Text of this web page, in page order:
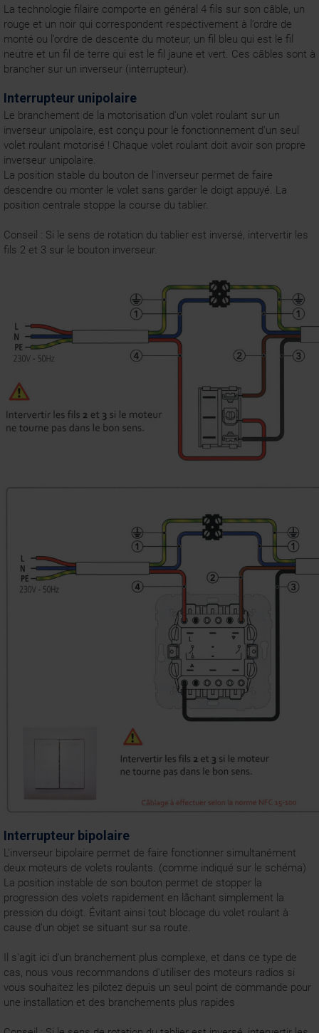
La technologie filaire comporte en général 4 fils sur son câble, un
rouge et un noir qui correspondent respectivement à l’ordre de
monté ou l’ordre de descente du moteur, un fil bleu qui est le fil
neutre et un fil de terre qui est le fil jaune et vert. Ces câbles sont à
brancher sur un inverseur (interrupteur).
Interrupteur unipolaire
Le branchement de la motorisation d'un volet roulant sur un
inverseur unipolaire, est conçu pour le fonctionnement d'un seul
volet roulant motorisé ! Chaque volet roulant doit avoir son propre
inverseur unipolaire.
La position stable du bouton de l'inverseur permet de faire
descendre ou monter le volet sans garder le doigt appuyé. La
position centrale stoppe la course du tablier.
Conseil : Si le sens de rotation du tablier est inversé, intervertir les
fils 2 et 3 sur le bouton inverseur.
Interrupteur bipolaire
L'inverseur bipolaire permet de faire fonctionner simultanément
deux moteurs de volets roulants. (comme indiqué sur le schéma)
La position instable de son bouton permet de stopper la
progression des volets rapidement en lâchant simplement la
pression du doigt. Évitant ainsi tout blocage du volet roulant à
cause d'un objet se situant sur sa route.
Il s'agit ici d'un branchement plus complexe, et dans ce type de
cas, nous vous recommandons d'utiliser des moteurs radios si
vous souhaitez les pilotez depuis un seul point de commande pour
une installation et des branchements plus rapides